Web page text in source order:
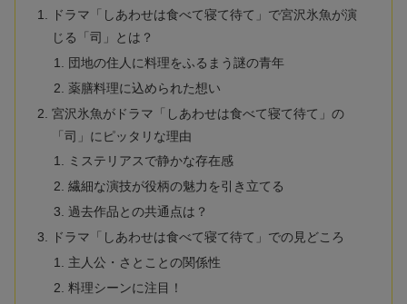
ドラマ「しあわせは食べて寝て待て」で宮沢氷魚が演
じる「司」とは？
団地の住人に料理をふるまう謎の青年
薬膳料理に込められた想い
宮沢氷魚がドラマ「しあわせは食べて寝て待て」の
「司」にピッタリな理由
ミステリアスで静かな存在感
繊細な演技が役柄の魅力を引き立てる
過去作品との共通点は？
ドラマ「しあわせは食べて寝て待て」での見どころ
主人公・さとことの関係性
料理シーンに注目！